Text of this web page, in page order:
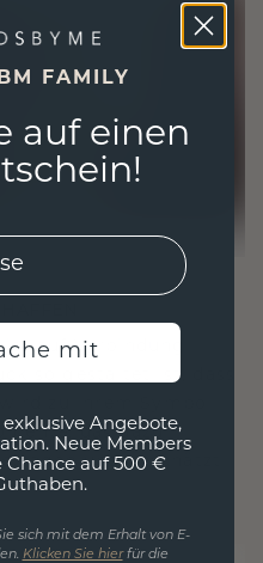
auf Verbindung
so gestaltet ist, dass
zu Ihrem Symbol
das dazu
und geschätzt
FAMILY
auf einen
mit
Angebote,
Neue Members
Chance auf 500 €
sich mit dem Erhalt von E-
Klicken Sie hierfür die